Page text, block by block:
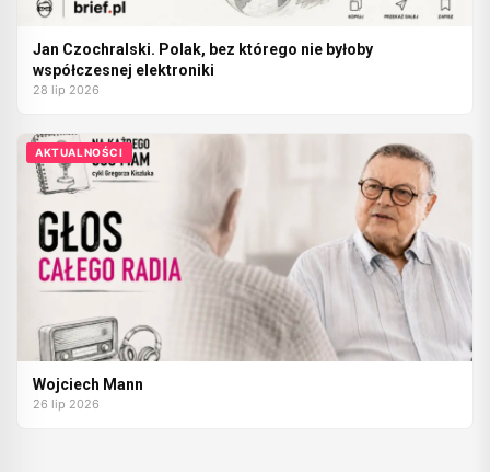
Jan Czochralski. Polak, bez którego nie byłoby
współczesnej elektroniki
28 lip 2026
AKTUALNOŚCI
Wojciech Mann
26 lip 2026